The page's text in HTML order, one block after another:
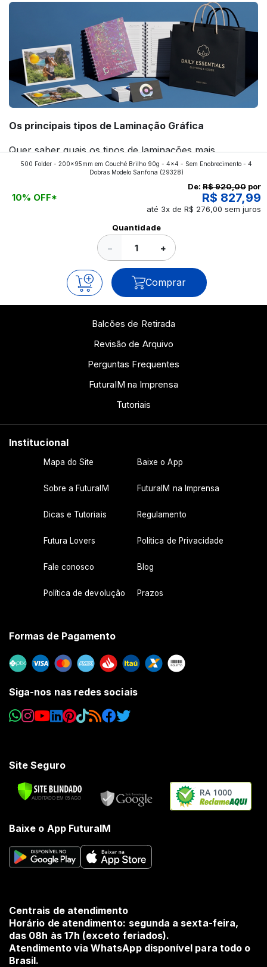
Os principais tipos de Laminação Gráfica
Quer saber quais os tipos de laminações mais
aplicados nos impressos da gráfica FuturaIM? Então,
continue a leitura que vamos revelar para você!
500 Folder - 200x95mm em Couché Brilho 90g - 4x4 - Sem Enobrecimento - 4
Dobras Modelo Sanfona (29328)
10% OFF*
De: R$ 920,00 por
R$ 827,99
até 3x de R$ 276,00 sem juros
Quantidade
− +
Comprar
Balcões de Retirada
Revisão de Arquivo
Perguntas Frequentes
FuturaIM na Imprensa
Tutoriais
Institucional
Mapa do Site Baixe o App
Sobre a FuturaIM FuturaIM na Imprensa
Dicas e Tutoriais Regulamento
Futura Lovers Política de Privacidade
Fale conosco Blog
Política de devolução Prazos
Formas de Pagamento
Siga-nos nas redes sociais
Site Seguro
RA 1000
Baixe o App FuturaIM
Centrais de atendimento
Horário de atendimento: segunda a sexta-feira,
das 08h às 17h (exceto feriados).
Atendimento via WhatsApp disponível para todo o
Brasil.